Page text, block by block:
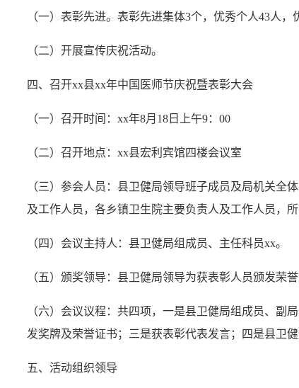
（一）表彰先进。表彰先进集体3个，优秀个人43人
（二）开展宣传庆祝活动。
四、召开xx县xx年中国医师节庆祝暨表彰大会
（一）召开时间：xx年8月18日上午9：00
（二）召开地点：xx县宏利宾馆四楼会议室
（三）参会人员：县卫健局领导班子成员及局机关全
及工作人员，各乡镇卫生院主要负责人及工作人员，所
（四）会议主持人：县卫健局组成员、主任科员xx。
（五）颁奖领导：县卫健局领导为获表彰人员颁发荣
（六）会议议程：共四项，一是县卫健局组成员、副
发奖牌及荣誉证书；三是获表彰代表发言；四是县卫健
五、活动组织领导